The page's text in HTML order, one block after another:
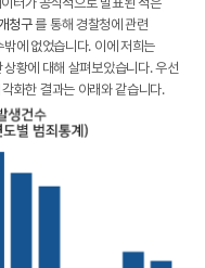
청구를 통해 경찰청에 관련
밖에 없었습니다. 이에 저희는
황에 대해 살펴보았습니다. 우선
화한 결과는 아래와 같습니다.